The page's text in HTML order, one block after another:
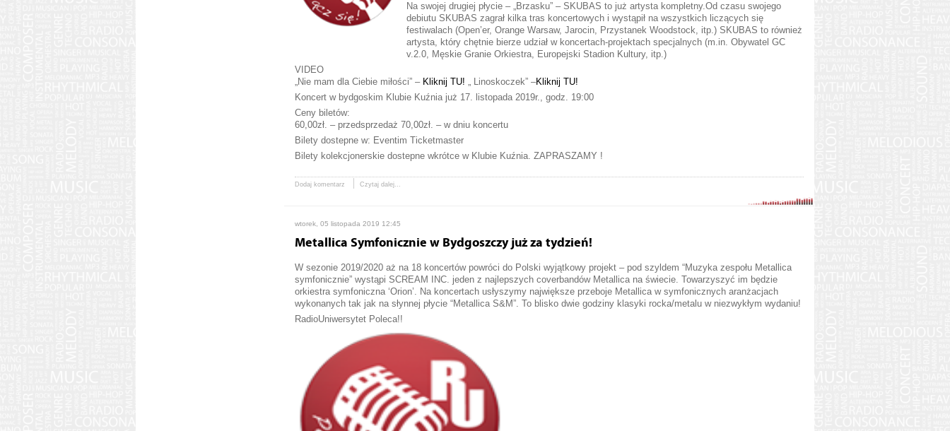
Na swojej drugiej płycie – „Brzasku” – SKUBAS to już artysta kompletny.Od czasu swojego
debiutu SKUBAS zagrał kilka tras koncertowych i wystąpił na wszystkich liczących się
festiwalach (Open’er, Orange Warsaw, Jarocin, Przystanek Woodstock, itp.) SKUBAS to również
artysta, który chętnie bierze udział w koncertach-projektach specjalnych (m.in. Obywatel GC
v.2.0, Męskie Granie Orkiestra, Europejski Stadion Kultury, itp.)
VIDEO
„Nie mam dla Ciebie miłości” – Kliknij TU! „ Linoskoczek” –Kliknij TU!
Koncert w bydgoskim Klubie Kuźnia już 17. listopada 2019r., godz. 19:00
Ceny biletów:
60,00zł. – przedsprzedaż 70,00zł. – w dniu koncertu
Bilety dostepne w: Eventim Ticketmaster
Bilety kolekcjonerskie dostepne wkrótce w Klubie Kuźnia. ZAPRASZAMY !
Dodaj komentarz Czytaj dalej...
wtorek, 05 listopada 2019 12:45
Metallica Symfonicznie w Bydgoszczy już za tydzień!
W sezonie 2019/2020 aż na 18 koncertów powróci do Polski wyjątkowy projekt – pod szyldem “Muzyka zespołu Metallica
symfonicznie” wystąpi SCREAM INC. jeden z najlepszych coverbandów Metallica na świecie. Towarzyszyć im będzie
orkiestra symfoniczna ‘Orion’. Na koncertach usłyszymy największe przeboje Metallica w symfonicznych aranżacjach
wykonanych tak jak na słynnej płycie “Metallica S&M”. To blisko dwie godziny klasyki rocka/metalu w niezwykłym wydaniu!
RadioUniwersytet Poleca!!